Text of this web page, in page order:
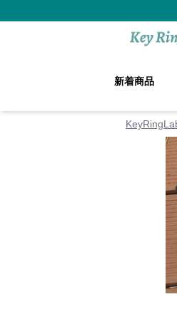
新着商品